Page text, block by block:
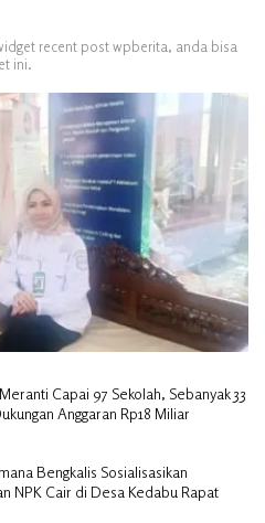
recent post wpberita, anda bisa
ini.
Capai 97 Sekolah, Sebanyak 33
Anggaran Rp18 Miliar
Bengkalis Sosialisasikan
NPK Cair di Desa Kedabu Rapat